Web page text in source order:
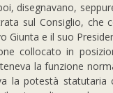
disegnavano,
sul Consiglio, che
Giunta e il suo
collocato in
la funzione
la potestà statutaria